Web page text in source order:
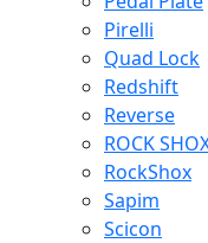
Pirelli
Quad Lock
Redshift
Reverse
ROCK
RockShox
Sapim
Scicon